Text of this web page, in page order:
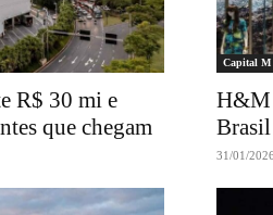
R$ 30 mi e
que chegam
Capital M
H&M
31/01/2026